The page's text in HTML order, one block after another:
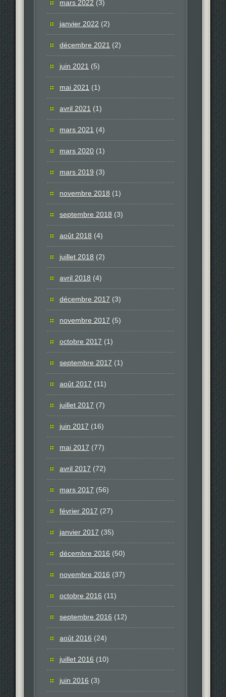
mars 2022 (3)
janvier 2022 (2)
décembre 2021 (2)
juin 2021 (5)
mai 2021 (1)
avril 2021 (1)
mars 2021 (4)
mars 2020 (1)
mars 2019 (3)
novembre 2018 (1)
septembre 2018 (3)
août 2018 (4)
juillet 2018 (2)
avril 2018 (4)
décembre 2017 (3)
novembre 2017 (5)
octobre 2017 (1)
septembre 2017 (1)
août 2017 (11)
juillet 2017 (7)
juin 2017 (16)
mai 2017 (77)
avril 2017 (72)
mars 2017 (56)
février 2017 (27)
janvier 2017 (35)
décembre 2016 (50)
novembre 2016 (37)
octobre 2016 (11)
septembre 2016 (12)
août 2016 (24)
juillet 2016 (10)
juin 2016 (3)